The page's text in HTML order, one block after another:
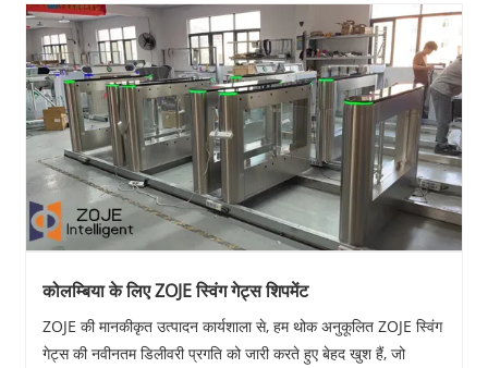
​कोलम्बिया के लिए ZOJE स्विंग गेट्स शिपमेंट
ZOJE की मानकीकृत उत्पादन कार्यशाला से, हम थोक अनुकूलित ZOJE स्विंग
गेट्स की नवीनतम डिलीवरी प्रगति को जारी करते हुए बेहद खुश हैं, जो